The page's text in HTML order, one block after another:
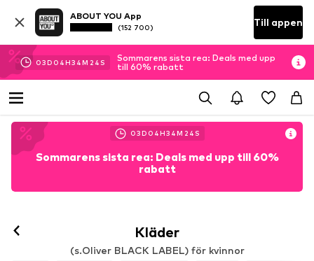
ABOUT YOU App
(152 700) Till appen
03D 04H34M 23 S
Sommarens sista rea: Deals med upp
till 60% rabatt
03D 04H34M 23 S
Sommarens sista rea: Deals med upp till 60%
rabatt
Kläder
(s.Oliver BLACK LABEL) för kvinnor